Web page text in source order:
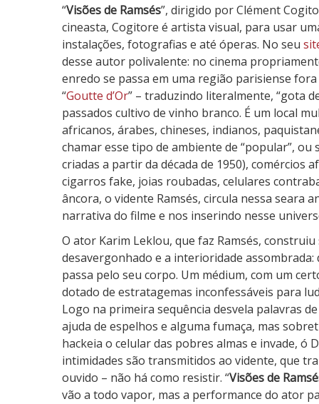
V
i
s
õ
e
s
d
e
R
a
m
s
é
s
“Visões de Ramsés”, dirigido por Clément
cineasta, Cogitore é artista visual, para usar
instalações, fotografias e até óperas. No seu
desse autor polivalente: no cinema
enredo se passa em uma região parisiense
“Goutte d’Or” – traduzindo literalmente, “gota
passados cultivo de vinho branco. É um local
africanos, árabes, chineses, indianos,
chamar esse tipo de ambiente de “popular”,
criadas a partir da década de 1950),
cigarros fake, joias roubadas, celulares
âncora, o vidente Ramsés, circula nessa seara
narrativa do filme e nos inserindo nesse
O ator Karim Leklou, que faz Ramsés,
desavergonhado e a interioridade
passa pelo seu corpo. Um médium, com um
dotado de estratagemas inconfessáveis para
Logo na primeira sequência desvela palavras
ajuda de espelhos e alguma fumaça, mas
hackeia o celular das pobres almas e invade, ó
intimidades são transmitidos ao vidente, que
ouvido – não há como resistir. “Visões de
vão a todo vapor, mas a performance do ator